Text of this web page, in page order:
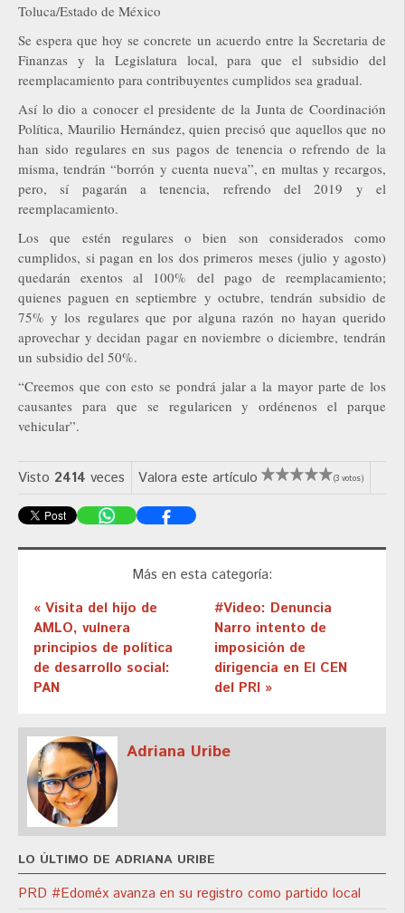
Toluca/Estado de México
Se espera que hoy se concrete un acuerdo entre la Secretaria de
Finanzas y la Legislatura local, para que el subsidio del
reemplacamiento para contribuyentes cumplidos sea gradual.
Así lo dio a conocer el presidente de la Junta de Coordinación
Política, Maurilio Hernández, quien precisó que aquellos que no
han sido regulares en sus pagos de tenencia o refrendo de la
misma, tendrán “borrón y cuenta nueva”, en multas y recargos,
pero, sí pagarán a tenencia, refrendo del 2019 y el
reemplacamiento.
Los que estén regulares o bien son considerados como
cumplidos, si pagan en los dos primeros meses (julio y agosto)
quedarán exentos al 100% del pago de reemplacamiento;
quienes paguen en septiembre y octubre, tendrán subsidio de
75% y los regulares que por alguna razón no hayan querido
aprovechar y decidan pagar en noviembre o diciembre, tendrán
un subsidio del 50%.
“Creemos que con esto se pondrá jalar a la mayor parte de los
causantes para que se regularicen y ordénenos el parque
vehicular”.
Visto 2414 veces Valora este artículo (3 votos)
Más en esta categoría:
« Visita del hijo de
AMLO, vulnera
principios de política
de desarrollo social:
PAN
#Video: Denuncia
Narro intento de
imposición de
dirigencia en El CEN
del PRI »
Adriana Uribe
LO ÚLTIMO DE ADRIANA URIBE
PRD #Edoméx avanza en su registro como partido local